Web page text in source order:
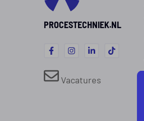
PROCESTECHNIEK.NL
Vacatures